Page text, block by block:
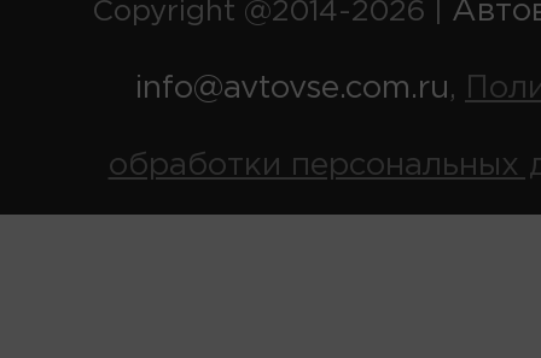
Copyright @2014-2026 |
info@avtovse.com.ru,
обработки персональных